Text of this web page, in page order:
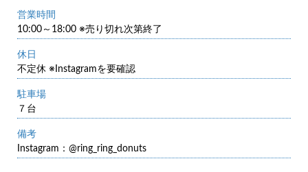
営業時間
10:00～18:00 ※売り切れ次第終了
休日
不定休 ※Instagramを要確認
駐車場
７台
備考
Instagram：@ring_ring_donuts